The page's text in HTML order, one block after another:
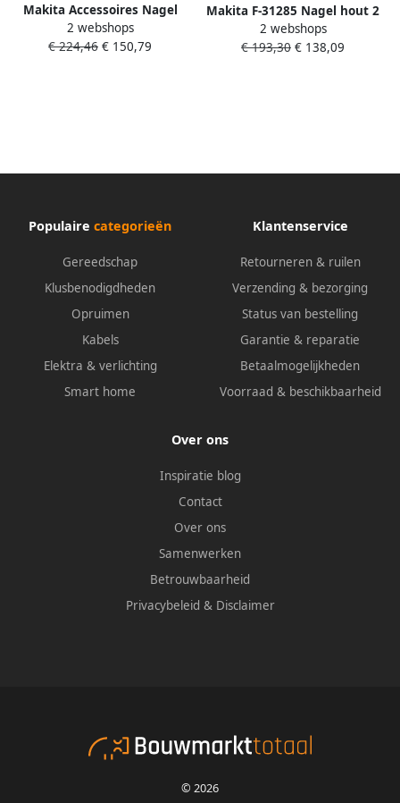
Makita Accessoires Nagel
hout 3 1x63mm ring P-77089
2 webshops
€ 224,46 € 150,79
Makita F-31285 Nagel hout 2
9x73mm getordeerd | Mtools
2 webshops
€ 193,30 € 138,09
Populaire categorieën
Gereedschap
Klusbenodigdheden
Opruimen
Kabels
Elektra & verlichting
Smart home
Klantenservice
Retourneren & ruilen
Verzending & bezorging
Status van bestelling
Garantie & reparatie
Betaalmogelijkheden
Voorraad & beschikbaarheid
Over ons
Inspiratie blog
Contact
Over ons
Samenwerken
Betrouwbaarheid
Privacybeleid & Disclaimer
© 2026